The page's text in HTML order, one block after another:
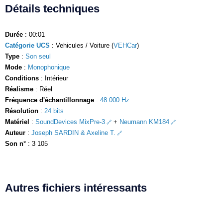
Détails techniques
Durée : 00:01
Catégorie UCS : Vehicules / Voiture (VEHCar)
Type : Son seul
Mode : Monophonique
Conditions : Intérieur
Réalisme : Réel
Fréquence d'échantillonnage : 48 000 Hz
Résolution : 24 bits
Matériel : SoundDevices MixPre-3 + Neumann KM184
Auteur : Joseph SARDIN & Axeline T.
Son n° : 3 105
Autres fichiers intéressants